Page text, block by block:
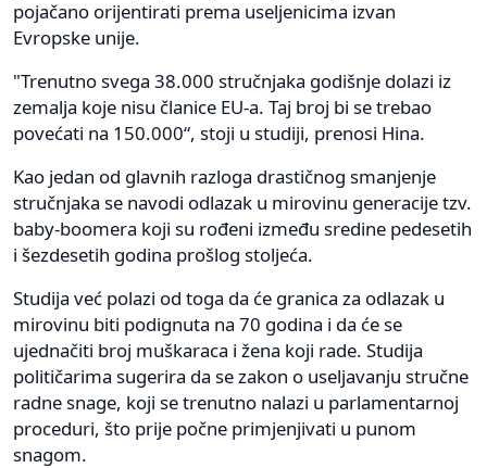
pojačano orijentirati prema useljenicima izvan
Evropske unije.
"Trenutno svega 38.000 stručnjaka godišnje dolazi iz
zemalja koje nisu članice EU-a. Taj broj bi se trebao
povećati na 150.000“, stoji u studiji, prenosi Hina.
Kao jedan od glavnih razloga drastičnog smanjenje
stručnjaka se navodi odlazak u mirovinu generacije tzv.
baby-boomera koji su rođeni između sredine pedesetih
i šezdesetih godina prošlog stoljeća.
Studija već polazi od toga da će granica za odlazak u
mirovinu biti podignuta na 70 godina i da će se
ujednačiti broj muškaraca i žena koji rade. Studija
političarima sugerira da se zakon o useljavanju stručne
radne snage, koji se trenutno nalazi u parlamentarnoj
proceduri, što prije počne primjenjivati u punom
snagom.